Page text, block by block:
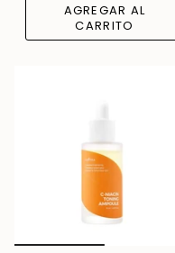
AGREGAR AL
CARRITO